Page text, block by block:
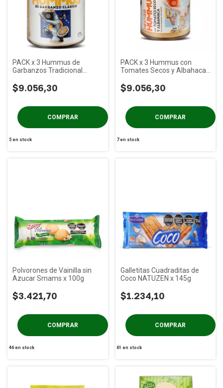
PACK x 3 Hummus de
Garbanzos Tradicional
$9.056,30
5en stock
PACK x 3 Hummus con
Tomates Secos y Albahaca
$9.056,30
7en stock
Polvorones de Vainilla sin
Azucar Smams x 100g
$3.421,70
46en stock
Galletitas Cuadraditas de
Coco NATUZEN x 145g
$1.234,10
61 en stock